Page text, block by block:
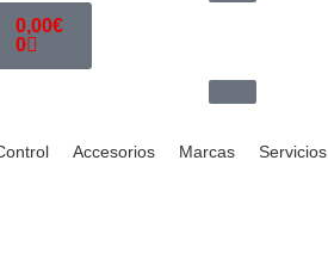
0,00€
0
Accesorios Marcas Servicios